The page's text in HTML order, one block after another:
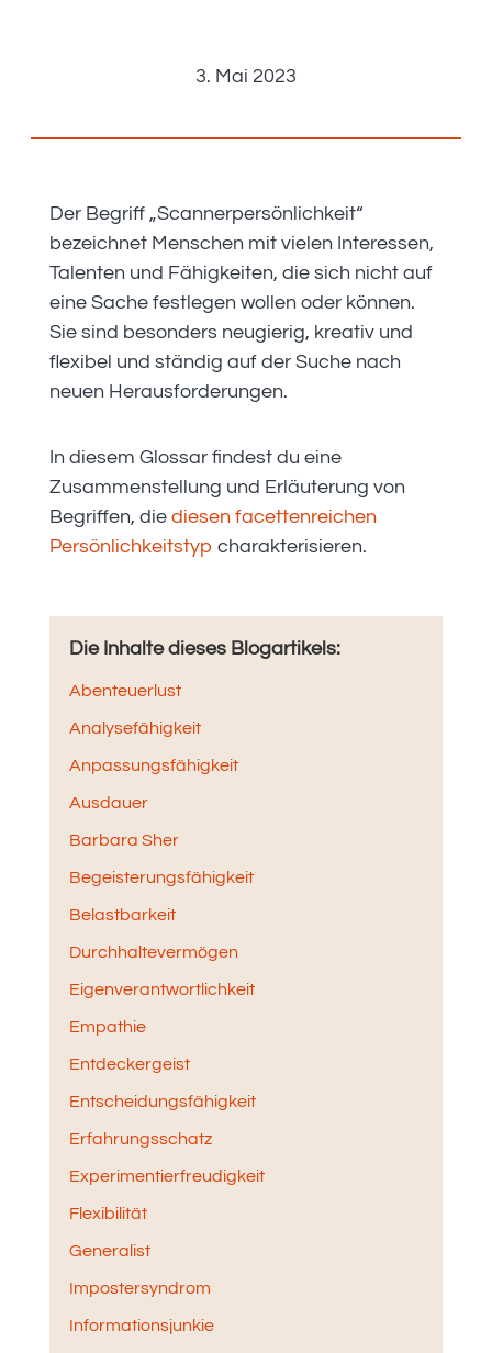
3. Mai 2023
Der Begriff „Scannerpersönlichkeit“
bezeichnet Menschen mit vielen Interessen,
Talenten und Fähigkeiten, die sich nicht auf
eine Sache festlegen wollen oder können.
Sie sind besonders neugierig, kreativ und
flexibel und ständig auf der Suche nach
neuen Herausforderungen.
In diesem Glossar findest du eine
Zusammenstellung und Erläuterung von
Begriffen, die diesen facettenreichen
Persönlichkeitstyp charakterisieren.
Die Inhalte dieses Blogartikels:
Abenteuerlust
Analysefähigkeit
Anpassungsfähigkeit
Ausdauer
Barbara Sher
Begeisterungsfähigkeit
Belastbarkeit
Durchhaltevermögen
Eigenverantwortlichkeit
Empathie
Entdeckergeist
Entscheidungsfähigkeit
Erfahrungsschatz
Experimentierfreudigkeit
Flexibilität
Generalist
Impostersyndrom
Informationsjunkie